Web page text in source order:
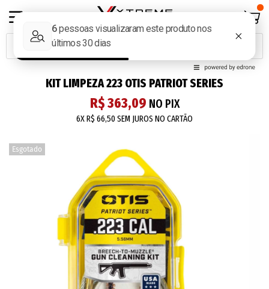
KIT LIMPEZA 223 OTIS PATRIOT SERIES
R$ 363,09 NO PIX
6XR$ 66,50 SEM JUROS NO CARTÃO
Esgotado